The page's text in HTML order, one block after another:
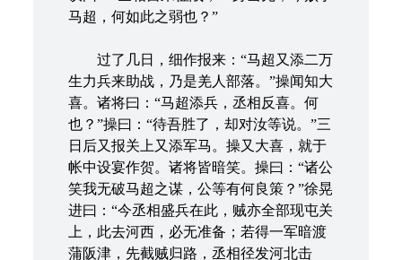
马超，何如此之弱也？”
过了几日，细作报来：“马超又添二万
生力兵来助战，乃是羌人部落。”操闻知大
喜。诸将曰：“马超添兵，丞相反喜。何
也？”操曰：“待吾胜了，却对汝等说。”三
日后又报关上又添军马。操又大喜，就于
帐中设宴作贺。诸将皆暗笑。操曰：“诸公
笑我无破马超之谋，公等有何良策？”徐晃
进曰：“今丞相盛兵在此，贼亦全部现屯关
上，此去河西，必无准备；若得一军暗渡
蒲阪津，先截贼归路，丞相径发河北击